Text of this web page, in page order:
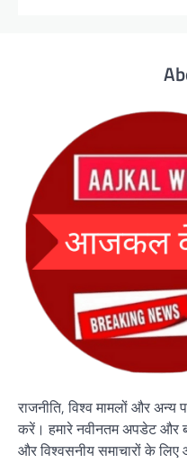
राजनीति, विश्व मामलों और
करें। हमारे नवीनतम अपडेट और
और विश्वसनीय समाचारों के